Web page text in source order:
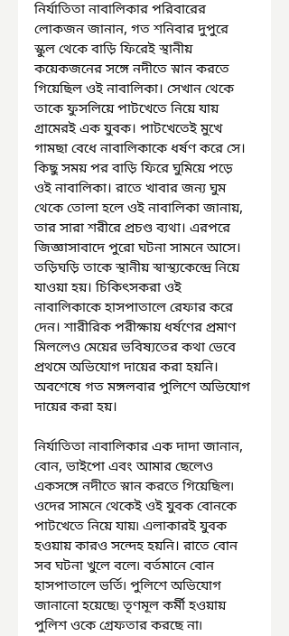
নির্যাতিতা নাবালিকার পরিবারের
লোকজন জানান, গত শনিবার দুপুরে
স্কুল থেকে বাড়ি ফিরেই স্থানীয়
কয়েকজনের সঙ্গে নদীতে স্নান করতে
গিয়েছিল ওই নাবালিকা। সেখান থেকে
তাকে ফুসলিয়ে পাটখেতে নিয়ে যায়
গ্রামেরই এক যুবক। পাটখেতেই মুখে
গামছা বেধে নাবালিকাকে ধর্ষণ করে সে।
কিছু সময় পর বাড়ি ফিরে ঘুমিয়ে পড়ে
ওই নাবালিকা। রাতে খাবার জন্য ঘুম
থেকে তোলা হলে ওই নাবালিকা জানায়,
তার সারা শরীরে প্রচণ্ড ব্যথা। এরপরে
জিজ্ঞাসাবাদে পুরো ঘটনা সামনে আসে।
তড়িঘড়ি তাকে স্থানীয় স্বাস্থ্যকেন্দ্রে নিয়ে
যাওয়া হয়। চিকিৎসকরা ওই
নাবালিকাকে হাসপাতালে রেফার করে
দেন। শারীরিক পরীক্ষায় ধর্ষণের প্রমাণ
মিললেও মেয়ের ভবিষ্যতের কথা ভেবে
প্রথমে অভিযোগ দায়ের করা হয়নি।
অবশেষে গত মঙ্গলবার পুলিশে অভিযোগ
দায়ের করা হয়।
নির্যাতিতা নাবালিকার এক দাদা জানান,
বোন, ভাইপো এবং আমার ছেলেও
একসঙ্গে নদীতে স্নান করতে গিয়েছিল৷
ওদের সামনে থেকেই ওই যুবক বোনকে
পাটখেতে নিয়ে যায়৷ এলাকারই যুবক
হওয়ায় কারও সন্দেহ হয়নি। রাতে বোন
সব ঘটনা খুলে বলে৷ বর্তমানে বোন
হাসপাতালে ভর্তি৷ পুলিশে অভিযোগ
জানানো হয়েছে৷ তৃণমূল কর্মী হওয়ায়
পুলিশ ওকে গ্রেফতার করছে না৷